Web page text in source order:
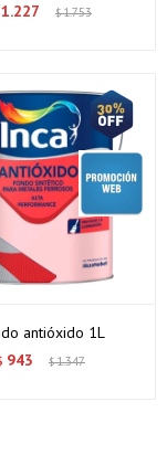
1.227 $1.753
antióxido 1L
943 $1.347